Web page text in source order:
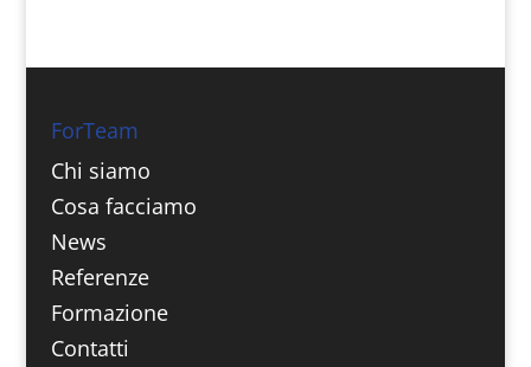
ForTeam
Chi siamo
Cosa facciamo
News
Referenze
Formazione
Contatti